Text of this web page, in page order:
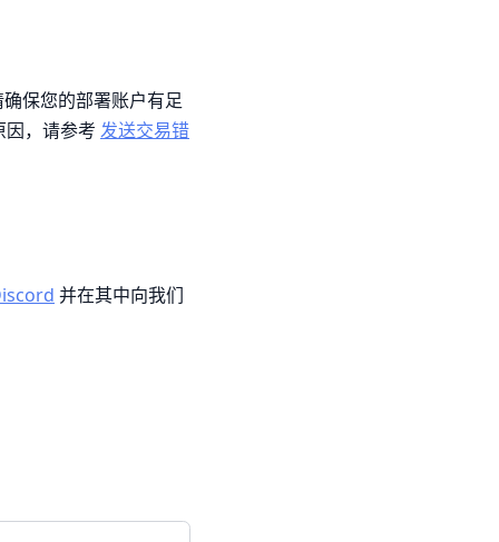
保您的部署账户有足
，请参考 发送交易错
并在其中向我们